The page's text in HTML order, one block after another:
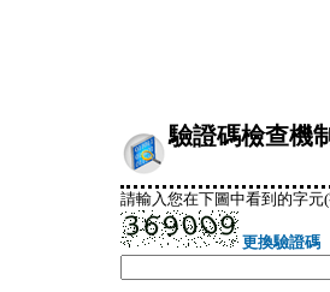
驗證碼檢查機
請輸入您在下圖中看到的字元
更換驗證碼